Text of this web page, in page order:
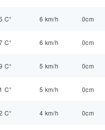
C° 6 km/h 0cm
C° 6 km/h 0cm
C° 5 km/h 0cm
C° 5 km/h 0cm
C° 4 km/h 0cm